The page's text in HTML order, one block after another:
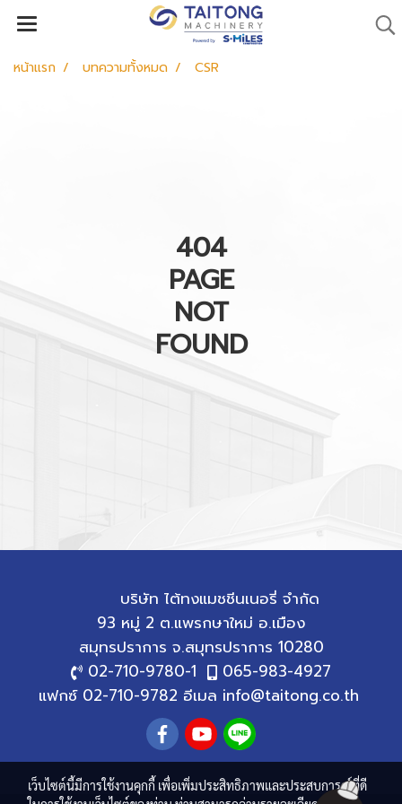
หน้าแรก บทความทั้งหมด CSR
404
PAGE
NOT
FOUND
บริษัท ไต้ทงแมชชีนเนอรี่ จำกัด
93 หมู่ 2 ต.แพรกษาใหม่ อ.เมือง
สมุทรปราการ จ.สมุทรปราการ 10280
02-710-9780-1
065-983-4927
แฟกซ์ 02-710-9782 อีเมล info@taitong.co.th
เว็บไซต์นี้มีการใช้งานคุกกี้ เพื่อเพิ่มประสิทธิภาพและประสบการณ์ที่ดี